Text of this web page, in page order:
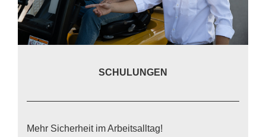
SCHULUNGEN
Mehr Si­cher­heit im Ar­beits­all­tag!